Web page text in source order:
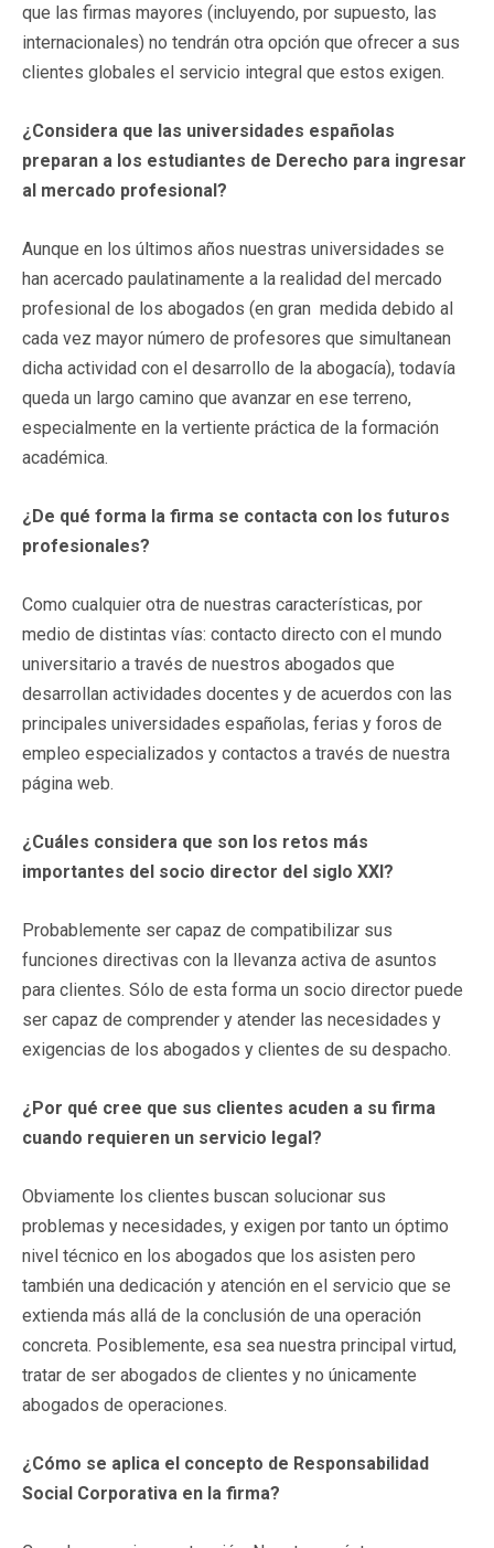
que las firmas mayores (incluyendo, por supuesto, las
internacionales) no tendrán otra opción que ofrecer a sus
clientes globales el servicio integral que estos exigen.
¿Considera que las universidades españolas
preparan a los estudiantes de Derecho para ingresar
al mercado profesional?
Aunque en los últimos años nuestras universidades se
han acercado paulatinamente a la realidad del mercado
profesional de los abogados (en gran medida debido al
cada vez mayor número de profesores que simultanean
dicha actividad con el desarrollo de la abogacía), todavía
queda un largo camino que avanzar en ese terreno,
especialmente en la vertiente práctica de la formación
académica.
¿De qué forma la firma se contacta con los futuros
profesionales?
Como cualquier otra de nuestras características, por
medio de distintas vías: contacto directo con el mundo
universitario a través de nuestros abogados que
desarrollan actividades docentes y de acuerdos con las
principales universidades españolas, ferias y foros de
empleo especializados y contactos a través de nuestra
página web.
¿Cuáles considera que son los retos más
importantes del socio director del siglo XXI?
Probablemente ser capaz de compatibilizar sus
funciones directivas con la llevanza activa de asuntos
para clientes. Sólo de esta forma un socio director puede
ser capaz de comprender y atender las necesidades y
exigencias de los abogados y clientes de su despacho.
¿Por qué cree que sus clientes acuden a su firma
cuando requieren un servicio legal?
Obviamente los clientes buscan solucionar sus
problemas y necesidades, y exigen por tanto un óptimo
nivel técnico en los abogados que los asisten pero
también una dedicación y atención en el servicio que se
extienda más allá de la conclusión de una operación
concreta. Posiblemente, esa sea nuestra principal virtud,
tratar de ser abogados de clientes y no únicamente
abogados de operaciones.
¿Cómo se aplica el concepto de Responsabilidad
Social Corporativa en la firma?